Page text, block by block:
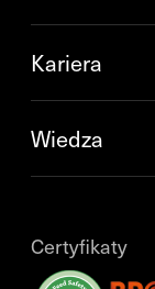
Kariera
Wiedza
Certyfikaty